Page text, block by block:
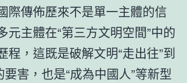
際傳佈歷來不是單一主體的信
元主體在“第三方文明空間”中的
程，這既是破解文明“走出往”到
要害，也是“成為中國人”等新型